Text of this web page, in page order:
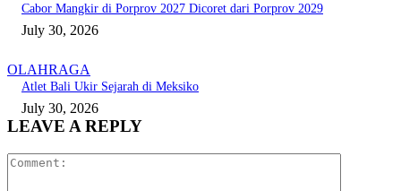
Cabor Mangkir di Porprov 2027 Dicoret dari Porprov 2029
July 30, 2026
OLAHRAGA
Atlet Bali Ukir Sejarah di Meksiko
July 30, 2026
LEAVE A REPLY